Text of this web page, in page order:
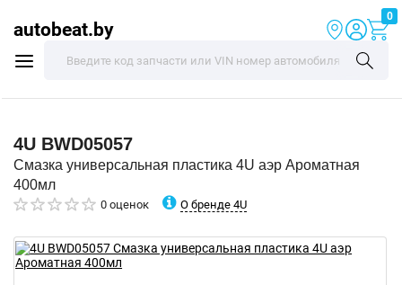
autobeat.by
0
4U BWD05057
Смазка универсальная пластика 4U аэр Ароматная
400мл
0 оценок О бренде 4U